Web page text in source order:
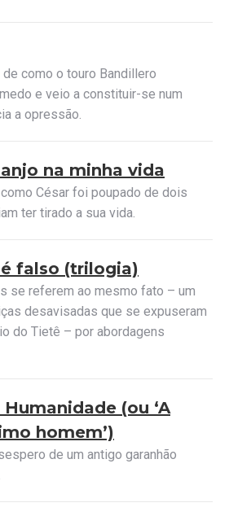
como o touro Bandillero
e veio a constituir-se num
a opressão.
na minha vida
César foi poupado de dois
ter tirado a sua vida.
falso (trilogia)
se referem ao mesmo fato – um
desavisadas que se expuseram
do Tietê – por abordagens
(ou ‘A
homem’)
de um antigo garanhão